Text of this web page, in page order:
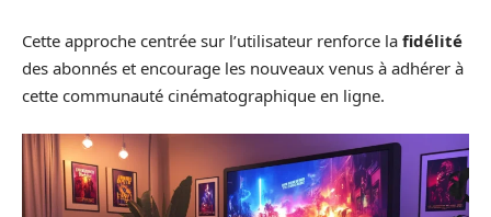
Cette approche centrée sur l’utilisateur renforce la fidélité
des abonnés et encourage les nouveaux venus à adhérer à
cette communauté cinématographique en ligne.